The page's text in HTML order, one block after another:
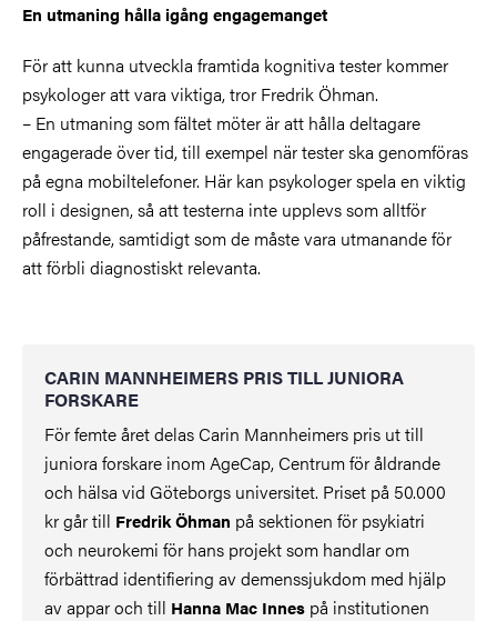
En utmaning hålla igång engagemanget
För att kunna utveckla framtida kognitiva tester kommer
psykologer att vara viktiga, tror Fredrik Öhman.
– En utmaning som fältet möter är att hålla deltagare
engagerade över tid, till exempel när tester ska genomföras
på egna mobiltelefoner. Här kan psykologer spela en viktig
roll i designen, så att testerna inte upplevs som alltför
påfrestande, samtidigt som de måste vara utmanande för
att förbli diagnostiskt relevanta.
CARIN MANNHEIMERS PRIS TILL JUNIORA
FORSKARE
För femte året delas Carin Mannheimers pris ut till
juniora forskare inom AgeCap, Centrum för åldrande
och hälsa vid Göteborgs universitet. Priset på 50.000
kr går till Fredrik Öhman på sektionen för psykiatri
och neurokemi för hans projekt som handlar om
förbättrad identifiering av demenssjukdom med hjälp
av appar och till Hanna Mac Innes på institutionen